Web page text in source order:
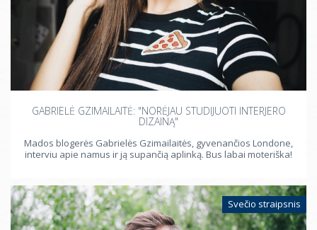
GABRIELĖ GZIMAILAITĖ: "NORĖJAU STUDIJUOTI INTERJERO
DIZAINĄ"
Mados blogerės Gabrielės Gzimailaitės, gyvenančios Londone,
interviu apie namus ir ją supančią aplinką. Bus labai moteriška!
Svečio straipsnis